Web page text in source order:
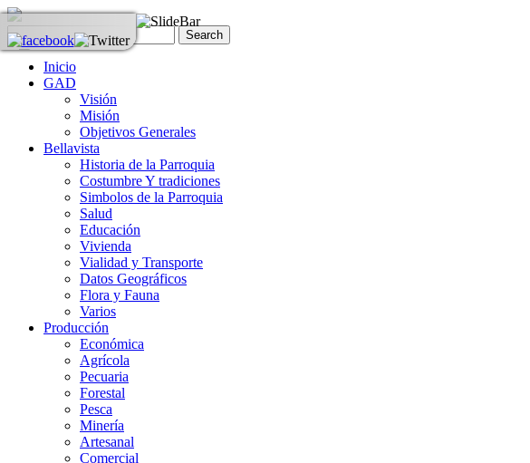
Inicio
GAD
Visión
Misión
Objetivos Generales
Bellavista
Historia de la Parroquia
Costumbre Y tradiciones
Simbolos de la Parroquia
Salud
Educación
Vivienda
Vialidad y Transporte
Datos Geográficos
Flora y Fauna
Varios
Producción
Económica
Agrícola
Pecuaria
Forestal
Pesca
Minería
Artesanal
Comercial